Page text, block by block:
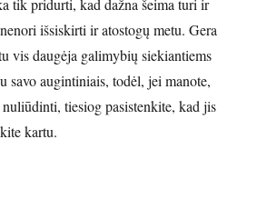
tik pridurti, kad dažna šeima turi ir
išsiskirti ir atostogų metu. Gera
vis daugėja galimybių siekiantiems
savo augintiniais, todėl, jei manote,
tiesiog pasistenkite, kad jis
kartu.